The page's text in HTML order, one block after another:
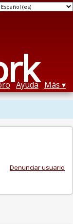
Ayuda Más
Denunciar usuario